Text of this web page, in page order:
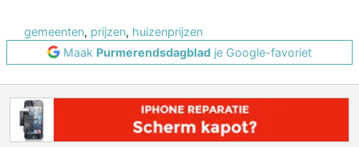
gemeenten, prijzen, huizenprijzen
Maak Purmerendsdagblad je Google-favoriet